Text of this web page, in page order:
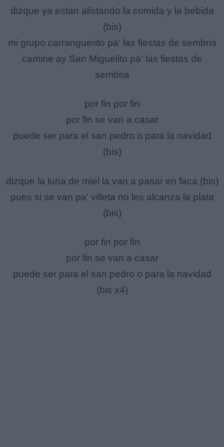
dizque ya estan alistando la comida y la bebida
(bis)
mi grupo carranguerito pa' las fiestas de sembria
camine ay San Miguelito pa' las fiestas de
sembria
por fin por fin
por fin se van a casar
puede ser para el san pedro o para la navidad
(bis)
dizque la luna de miel la van a pasar en faca (bis)
pues si se van pa' villeta no les alcanza la plata
(bis)
por fin por fin
por fin se van a casar
puede ser para el san pedro o para la navidad
(bis x4)